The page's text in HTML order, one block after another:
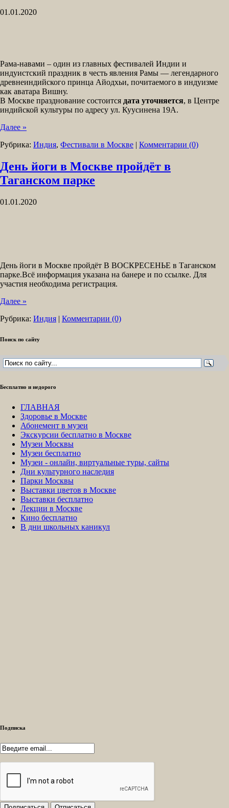
01.01.2020
Рама-навами – один из главных фестивалей Индии и
индуистский праздник в честь явления Рамы — легендарного
древнеиндийского принца Айодхьи, почитаемого в индуизме
как аватара Вишну.
В Москве празднование состоится дата уточняется, в Центре
индийской культуры по адресу ул. Куусинена 19А.
Далее »
Рубрика: Индия, Фестивали в Москве | Комментарии (0)
День йоги в Москве пройдёт в
Таганском парке
01.01.2020
День йоги в Москве пройдёт В ВОСКРЕСЕНЬЕ в Таганском
парке.Всё информация указана на банере и по ссылке. Для
участия необходима регистрация.
Далее »
Рубрика: Индия | Комментарии (0)
Поиск по сайту
Бесплатно и недорого
ГЛАВНАЯ
Здоровье в Москве
Абонемент в музеи
Экскурсии бесплатно в Москве
Музеи Москвы
Музеи бесплатно
Музеи - онлайн, виртуальные туры, сайты
Дни культурного наследия
Парки Москвы
Выставки цветов в Москве
Выставки бесплатно
Лекции в Москве
Кино бесплатно
В дни школьных каникул
Подписка